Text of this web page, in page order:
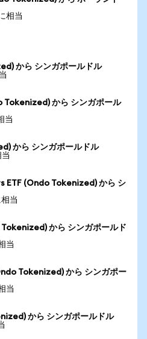
相当
から シンガポールドル
から シンガポール
当
から シンガポールドル
ETF (Ondo Tokenized) から シ
当
から シンガポールド
当
Tokenized) から シンガポー
当
から シンガポールドル